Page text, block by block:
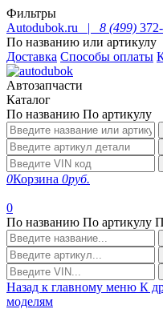
Фильтры
Autodubok.ru |
8 (499)
По названию или артикулу
Доставка Способы оплаты
Автозапчасти
Каталог
По названию По артикулу
0Корзина 0руб.
0
По названию По артикулу
Назад к главному меню К
моделям